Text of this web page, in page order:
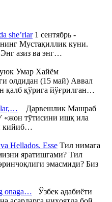
she’rlar1 сентябрь -
Мустақиллик куни.
азиз ва энг…
Умар Хайём
олдидан (15 май) Аввал
қалб қўрига йўғрилган…
Дарвешлик Машраб
«жон тўтисини ишқ ила
кийиб…
Hellados. Esse Тил нимага
яратишгами? Тил
эмасмиди? Биз
onaga… Ўзбек адабиёти